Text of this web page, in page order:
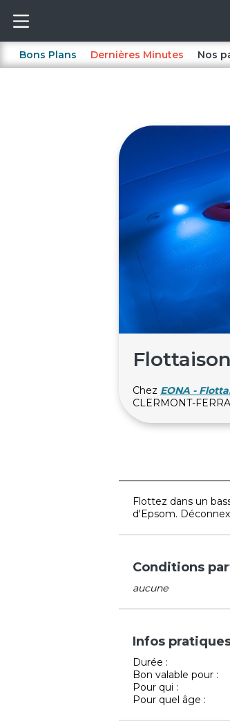
Bons Plans Dernières Minutes Nos
Chez EONA -
CLERMONT-
Flottez dans un
d'Epsom.
Conditions
aucune
Infos
Durée :
Bon valable pour :
Pour qui :
Pour quel âge :